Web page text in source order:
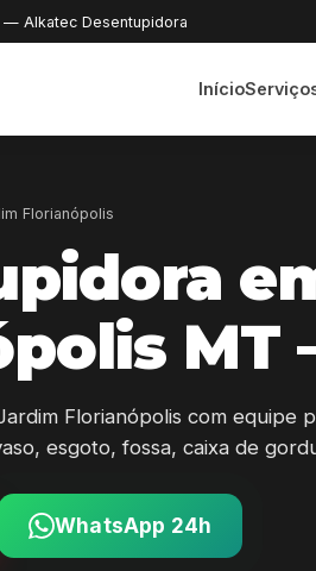
Alkatec Desentupidora
Início
Florianópolis
MT
Florianópolis com equipe
esgoto, fossa, caixa de
WhatsApp 24h